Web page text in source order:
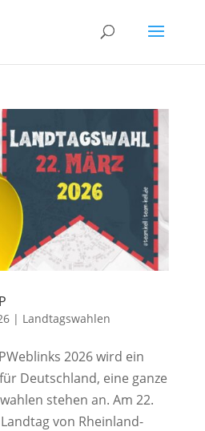
| Landtagswahlen
2026 wird ein
Deutschland, eine ganze
stehen an. Am 22.
von Rheinland-